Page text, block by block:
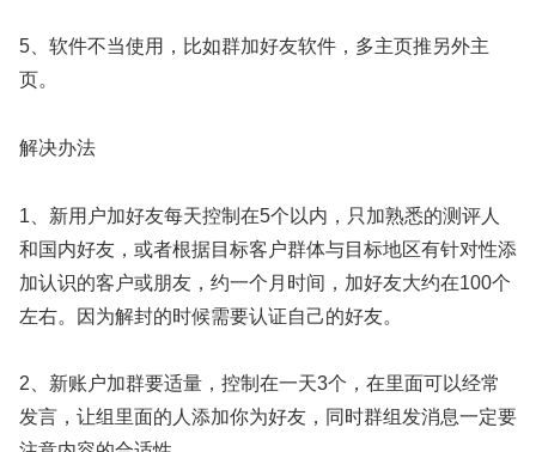
5、软件不当使用，比如群加好友软件，多主页推另外主
页。
解决办法
1、新用户加好友每天控制在5个以内，只加熟悉的测评人
和国内好友，或者根据目标客户群体与目标地区有针对性添
加认识的客户或朋友，约一个月时间，加好友大约在100个
左右。因为解封的时候需要认证自己的好友。
2、新账户加群要适量，控制在一天3个，在里面可以经常
发言，让组里面的人添加你为好友，同时群组发消息一定要